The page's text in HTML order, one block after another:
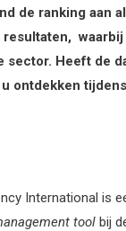
de ranking aan
Heeft de
ontdekken
International is
toolbij